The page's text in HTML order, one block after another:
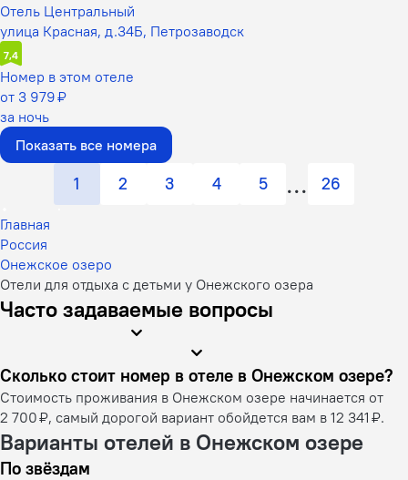
Отель Центральный
улица Красная, д.34Б, Петрозаводск
7,4
Номер в этом отеле
от 3 979 ₽
за ночь
Показать все номера
1 2 3 4 5 26
Главная
Россия
Онежское озеро
Отели для отдыха с детьми у Онежского озера
Часто задаваемые вопросы
Сколько стоит номер в отеле в Онежском озере?
Стоимость проживания в Онежском озере начинается от
2 700 ₽, самый дорогой вариант обойдется вам в 12 341 ₽.
Варианты отелей в Онежском озере
По звёздам